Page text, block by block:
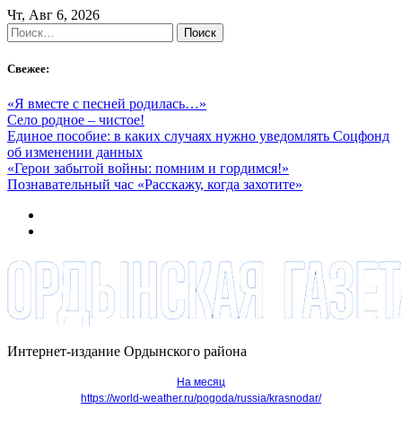
Skip
to
content
Чт, Авг 6, 2026
Найти:
Свежее:
«Я вместе с песней родилась…»
Село родное – чистое!
Единое пособие: в каких случаях нужно уведомлять Соцфонд
об изменении данных
«Герои забытой войны: помним и гордимся!»
Познавательный час «Расскажу, когда захотите»
Интернет-издание Ордынского района
На месяц
https://world-weather.ru/pogoda/russia/krasnodar/